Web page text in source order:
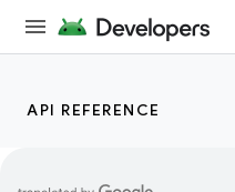
API REFERENCE